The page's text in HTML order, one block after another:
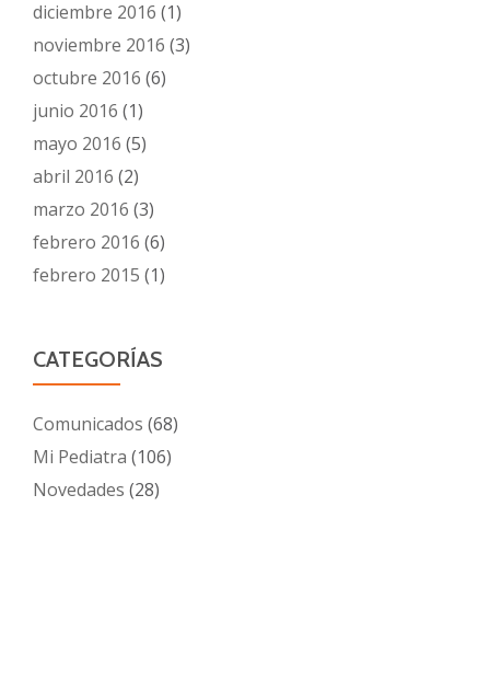
diciembre 2016 (1)
noviembre 2016 (3)
octubre 2016 (6)
junio 2016 (1)
mayo 2016 (5)
abril 2016 (2)
marzo 2016 (3)
febrero 2016 (6)
febrero 2015 (1)
CATEGORÍAS
Comunicados (68)
Mi Pediatra (106)
Novedades (28)